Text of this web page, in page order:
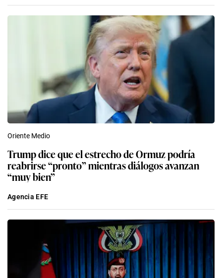
Oriente Medio
Trump dice que el estrecho de Ormuz podría
reabrirse “pronto” mientras diálogos avanzan
“muy bien”
Agencia EFE